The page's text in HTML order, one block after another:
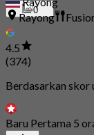
0
Rayong
4.5
(374)
Berdasarkan skor
Baru Pertama 5